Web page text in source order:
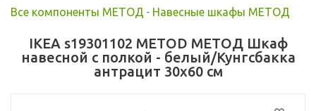
Все компоненты МЕТОД - Навесные шкафы МЕТОД
IKEA s19301102 METOD МЕТОД Шкаф
навесной с полкой - белый/Кунгсбакка
антрацит 30x60 см